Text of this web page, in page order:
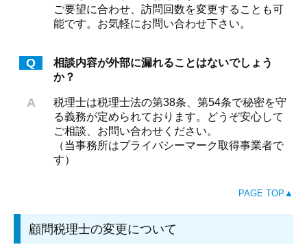
ご要望に合わせ、訪問回数を変更することも可
能です。お気軽にお問い合わせ下さい。
Q
相談内容が外部に漏れることはないでしょう
か？
A
税理士は税理士法の第38条、第54条で秘密を守
る義務が定められております。どうぞ安心して
ご相談、お問い合わせください。
（当事務所はプライバシーマーク取得事業者で
す）
PAGE TOP▲
顧問税理士の変更について